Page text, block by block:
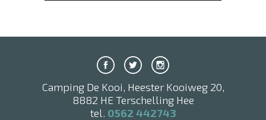
Camping De Kooi, Heester Kooiweg 20,
8882 HE Terschelling Hee
tel. 0562 442743